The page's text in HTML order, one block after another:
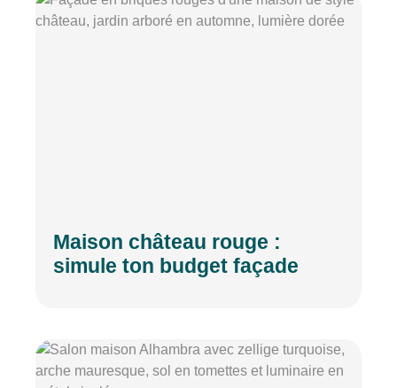
Maison château rouge :
simule ton budget façade